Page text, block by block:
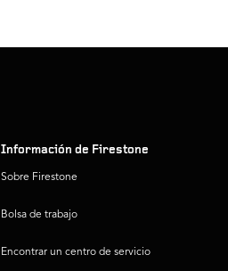
Información de Firestone
Sobre Firestone
Bolsa de trabajo
Encontrar un centro de servicio